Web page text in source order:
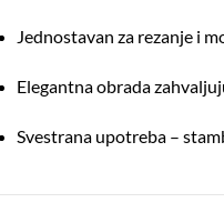
Jednostavan za rezanje i
Elegantna obrada
Svestrana upotreba –